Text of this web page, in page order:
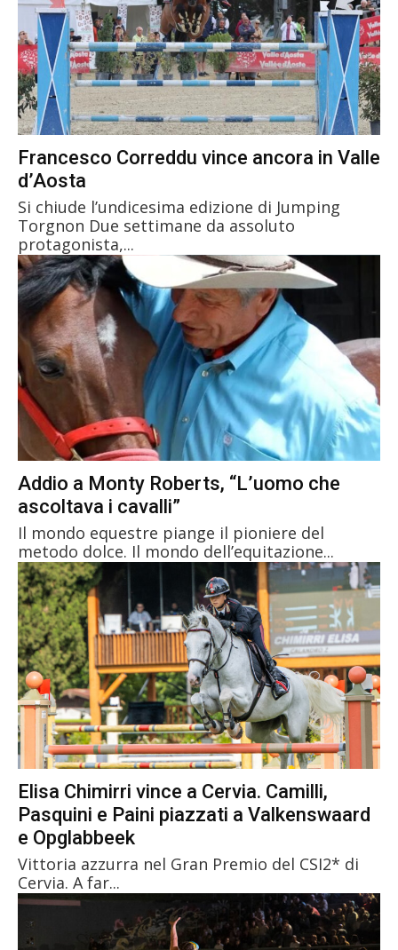
Francesco Correddu vince ancora in Valle
d’Aosta
Si chiude l’undicesima edizione di Jumping
Torgnon Due settimane da assoluto
protagonista,...
Addio a Monty Roberts, “L’uomo che
ascoltava i cavalli”
Il mondo equestre piange il pioniere del
metodo dolce. Il mondo dell’equitazione...
Elisa Chimirri vince a Cervia. Camilli,
Pasquini e Paini piazzati a Valkenswaard
e Opglabbeek
Vittoria azzurra nel Gran Premio del CSI2* di
Cervia. A far...